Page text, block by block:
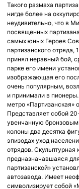
Такого размаха
нигде более на
неудивительно, что в
посвященных
самых юных Героев
партизанского
принял неравный бой,
парке его имени
изображающая его
очень популярным,
и принимали в
метро «Партизанская»
Представляет собой
увенчанную
колоны два десятка
эпизодах уход
отрядов.
предназначавшаяся
партизанской»
автозавода. Имеет
символизирует собой